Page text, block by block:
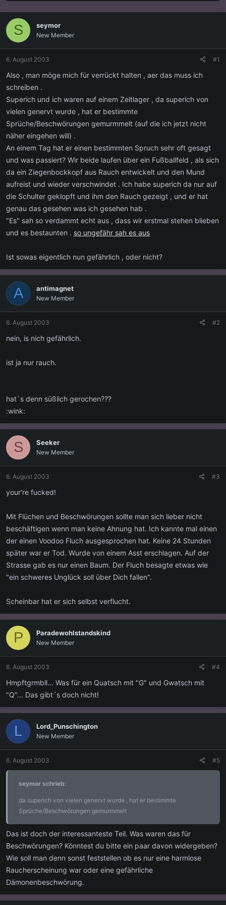
s
t
e
l
e
r
s
t
l
t
S seymor
New Member
6. August 2003 #1
Also , man möge mich für verrückt halten , aer das muss ich
schreiben .
Superich und ich waren auf einem Zeltlager , da superich von
vielen genervt wurde , hat er bestimmte
Sprüche/Beschwörungen gemurmmelt (auf die ich jetzt nicht
näher eingehen will) .
An einem Tag hat er einen bestimmten Spruch sehr oft gesagt
und was passiert? Wir beide laufen über ein Fußballfeld , als sich
da ein Ziegenbockkopf aus Rauch entwickelt und den Mund
aufreist und wieder verschwindet . Ich habe superich da nur auf
die Schulter geklopft und ihm den Rauch gezeigt , und er hat
genau das gesehen was ich gesehen hab .
"Es" sah so verdammt echt aus , dass wir erstmal stehen blieben
und es bestaunten . so ungefähr sah es aus
Ist sowas eigentlich nun gefährlich , oder nicht?
A antimagnet
New Member
6. August 2003 #2
nein, is nich gefährlich.
ist ja nur rauch.
hat`s denn süßlich gerochen???
:wink:
S Seeker
New Member
6. August 2003 #3
your're fucked!
Mit Flüchen und Beschwörungen sollte man sich lieber nicht
beschäftigen wenn man keine Ahnung hat. Ich kannte mal einen
der einen Voodoo Fluch ausgesprochen hat. Keine 24 Stunden
später war er Tod. Wurde von einem Asst erschlagen. Auf der
Strasse gab es nur einen Baum. Der Fluch besagte etwas wie
"ein schweres Unglück soll über Dich fallen".
Scheinbar hat er sich selbst verflucht.
P Paradewohlstandskind
New Member
6. August 2003 #4
Hmpftgrmbll... Was für ein Quatsch mit "G" und Gwatsch mit
"Q"... Das gibt´s doch nicht!
L Lord_Punschington
New Member
6. August 2003 #5
seymor schrieb:
da superich von vielen genervt wurde , hat er bestimmte
Sprüche/Beschwörungen gemurmmelt
Das ist doch der interessanteste Teil. Was waren das für
Beschwörungen? Könntest du bitte ein paar davon widergeben?
Wie soll man denn sonst feststellen ob es nur eine harmlose
Raucherscheinung war oder eine gefährliche
Dämonenbeschwörung.